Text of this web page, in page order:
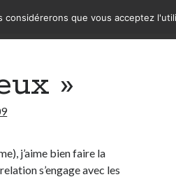
»
j’aime bien faire la
s’engage avec les
que vous acceptez